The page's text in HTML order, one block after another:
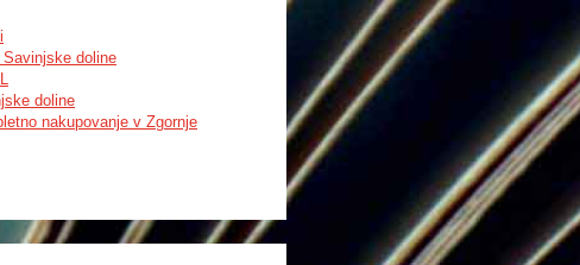
doline
doline
nakupovanje v Zgornje